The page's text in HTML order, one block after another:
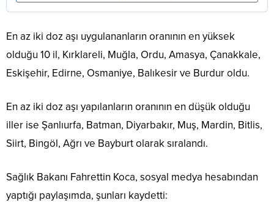
En az iki doz aşı uygulananların oranının en yüksek
olduğu 10 il, Kırklareli, Muğla, Ordu, Amasya, Çanakkale,
Eskişehir, Edirne, Osmaniye, Balıkesir ve Burdur oldu.
En az iki doz aşı yapılanların oranının en düşük olduğu
iller ise Şanlıurfa, Batman, Diyarbakır, Muş, Mardin, Bitlis,
Siirt, Bingöl, Ağrı ve Bayburt olarak sıralandı.
Sağlık Bakanı Fahrettin Koca, sosyal medya hesabından
yaptığı paylaşımda, şunları kaydetti: